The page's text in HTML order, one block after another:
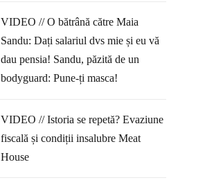
VIDEO // O bătrână către Maia
Sandu: Dați salariul dvs mie și eu vă
dau pensia! Sandu, păzită de un
bodyguard: Pune-ți masca!
VIDEO // Istoria se repetă? Evaziune
fiscală și condiții insalubre Meat
House